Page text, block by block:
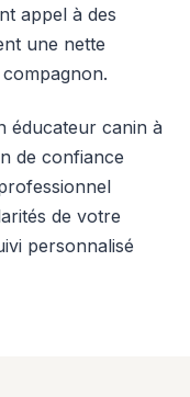
appel à des
une nette
éducateur canin à
de confiance
de votre
personnalisé